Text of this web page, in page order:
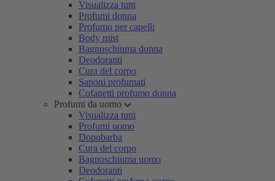
Visualizza tutti
Profumi donna
Profumo per capelli
Body mist
Bagnoschiuma donna
Deodoranti
Cura del corpo
Saponi profumati
Cofanetti profumo donna
Profumi da uomo
Visualizza tutti
Profumi uomo
Dopobarba
Cura del corpo
Bagnoschiuma uomo
Deodoranti